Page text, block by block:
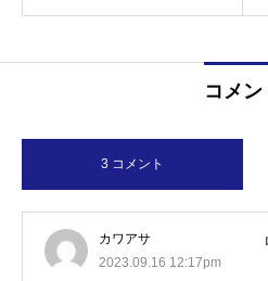
コメン
3 コメント
カワアサ
2023.09.16 12:17pm